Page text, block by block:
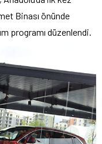
Binası önünde
programı düzenlendi.